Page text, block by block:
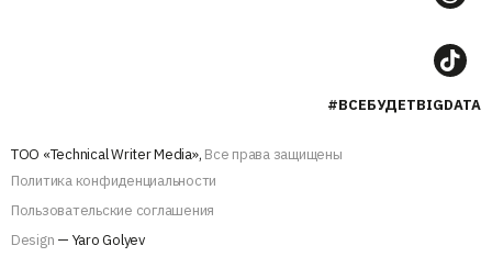
#ВСЕБУДЕТBIGDATA
ТОО «Technical Writer Media», Все права защищены
Политика конфиденциальности
Пользовательские соглашения
Design — Yaro Golyev